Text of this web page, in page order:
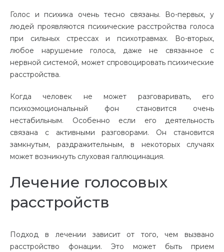
Голос и психика очень тесно связаны. Во-первых, у
людей проявляются психические расстройства голоса
при сильных стрессах и психотравмах. Во-вторых,
любое нарушение голоса, даже не связанное с
нервной системой, может спровоцировать психические
расстройства.
Когда человек не может разговаривать, его
психоэмоциональный фон становится очень
нестабильным. Особенно если его деятельность
связана с активными разговорами. Он становится
замкнутым, раздражительным, в некоторых случаях
может возникнуть слуховая галлюцинация.
Лечение голосовых
расстройств
Подход в лечении зависит от того, чем вызвано
расстройство фонации. Это может быть прием